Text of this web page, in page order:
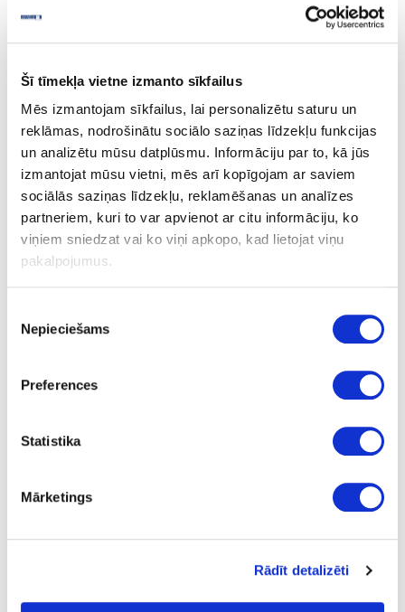
Šī tīmekļa vietne izmanto sīkfailus
Mēs izmantojam sīkfailus, lai personalizētu saturu un
reklāmas, nodrošinātu sociālo saziņas līdzekļu funkcijas
un analizētu mūsu datplūsmu. Informāciju par to, kā jūs
izmantojat mūsu vietni, mēs arī kopīgojam ar saviem
sociālās saziņas līdzekļu, reklamēšanas un analīzes
partneriem, kuri to var apvienot ar citu informāciju, ko
viņiem sniedzat vai ko viņi apkopo, kad lietojat viņu
pakalpojumus.
izvēle
Nepieciešams
Preferences
Statistika
Mārketings
Rādīt detalizēti
Zāģripa masīva koka šķērszāģēšanai
STEHLE HKS - Board
D190x2.6x1.6xD30mm, Z-48WS
Uzdot jautājumu
Nosūtīt saiti uz produktu
Drukāt
24-S50110090
šķērszāģēšanai STEHLE HKS -
Board D190x2.6x1.6xD30mm, Z-
2.6
31.15